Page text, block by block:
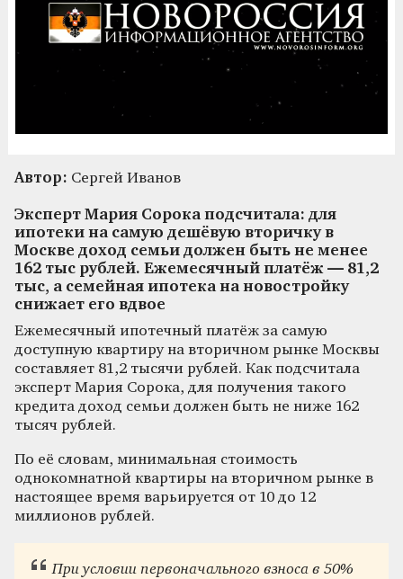
Автор: Сергей Иванов
Эксперт Мария Сорока подсчитала: для
ипотеки на самую дешёвую вторичку в
Москве доход семьи должен быть не менее
162 тыс рублей. Ежемесячный платёж — 81,2
тыс, а семейная ипотека на новостройку
снижает его вдвое
Ежемесячный ипотечный платёж за самую
доступную квартиру на вторичном рынке Москвы
составляет 81,2 тысячи рублей. Как подсчитала
эксперт Мария Сорока, для получения такого
кредита доход семьи должен быть не ниже 162
тысяч рублей.
По её словам, минимальная стоимость
однокомнатной квартиры на вторичном рынке в
настоящее время варьируется от 10 до 12
миллионов рублей.
При условии первоначального взноса в 50%